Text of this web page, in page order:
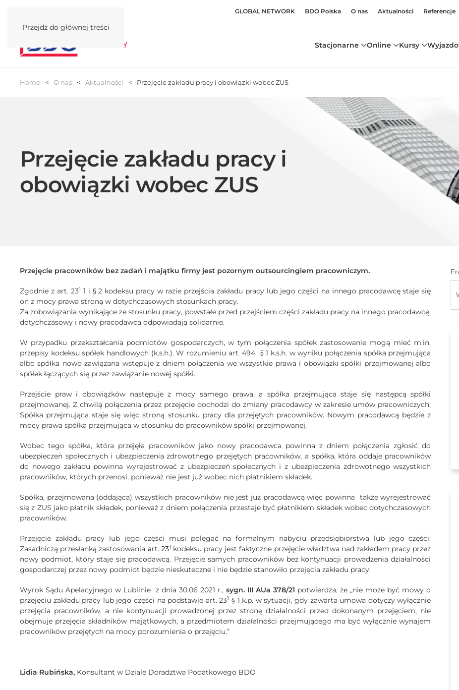
Przejdź do głównej treści
GLOBAL NETWORK BDO Polska O nas Aktualności Referencje
Stacjonarne Online Kursy
Home O nas Aktualności Przejęcie zakładu pracy i obowiązki wobec ZUS
Przejęcie zakładu pracy i
obowiązki wobec ZUS
Przejęcie pracowników bez zadań i majątku firmy jest pozornym outsourcingiem pracowniczym.
Zgodnie z art. 231 1 i § 2 kodeksu pracy w razie przejścia zakładu pracy lub jego części na innego pracodawcę staje się
on z mocy prawa stroną w dotychczasowych stosunkach pracy.
Za zobowiązania wynikające ze stosunku pracy, powstałe przed przejściem części zakładu pracy na innego pracodawcę,
dotychczasowy i nowy pracodawca odpowiadają solidarnie.
W przypadku przekształcania podmiotów gospodarczych, w tym połączenia spółek zastosowanie mogą mieć m.in.
przepisy kodeksu spółek handlowych (k.s.h.). W rozumieniu art. 494 § 1 k.s.h. w wyniku połączenia spółka przejmująca
albo spółka nowo zawiązana wstępuje z dniem połączenia we wszystkie prawa i obowiązki spółki przejmowanej albo
spółek łączących się przez zawiązanie nowej spółki.
Przejście praw i obowiązków następuje z mocy samego prawa, a spółka przejmująca staje się następcą spółki
przejmowanej. Z chwilą połączenia przez przejęcie dochodzi do zmiany pracodawcy w zakresie umów pracowniczych.
Spółka przejmująca staje się więc stroną stosunku pracy dla przejętych pracowników. Nowym pracodawcą będzie z
mocy prawa spółka przejmująca w stosunku do pracowników spółki przejmowanej.
Wobec tego spółka, która przejęła pracowników jako nowy pracodawca powinna z dniem połączenia zgłosić do
ubezpieczeń społecznych i ubezpieczenia zdrowotnego przejętych pracowników, a spółka, która oddaje pracowników
do nowego zakładu powinna wyrejestrować z ubezpieczeń społecznych i z ubezpieczenia zdrowotnego wszystkich
pracowników, których przenosi, ponieważ nie jest już wobec nich płatnikiem składek.
Spółka, przejmowana (oddająca) wszystkich pracowników nie jest już pracodawcą więc powinna
także wyrejestrować
się z ZUS jako płatnik składek, ponieważ z dniem połączenia przestaje być płatnikiem składek wobec dotychczasowych
pracowników.
Przejęcie zakładu pracy lub jego części musi polegać na formalnym nabyciu przedsiębiorstwa lub jego części.
Zasadniczą przesłanką zastosowania art. 231 kodeksu pracy jest faktyczne przejęcie władztwa nad zakładem pracy przez
nowy podmiot, który staje się pracodawcą. Przejęcie samych pracowników bez kontynuacji prowadzenia działalności
gospodarczej przez nowy podmiot będzie nieskuteczne i nie będzie stanowiło przejęcia zakładu pracy.
Wyrok Sądu Apelacyjnego w Lublinie z dnia 30.06 2021 r.,sygn. III AUa 378/21 potwierdza, że „nie może być mowy o
przejęciu zakładu pracy lub jego części na podstawie art. 231 § 1 k.p. w sytuacji, gdy zawarta umowa dotyczy wyłącznie
przejęcia pracowników, a nie kontynuacji prowadzonej przez stronę działalności przed dokonanym przejęciem, nie
obejmuje przejęcia składników majątkowych, a przedmiotem działalności przejmującego ma być wyłącznie wynajem
pracowników przejętych na mocy porozumienia o przejęciu.”
Lidia Rubińska, Konsultant w Dziale Doradztwa Podatkowego BDO